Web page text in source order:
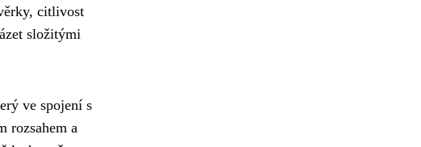
citlivost
složitými
ve spojení s
rozsahem a